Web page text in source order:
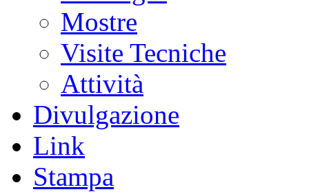
Mostre
Visite Tecniche
Attività
Divulgazione
Link
Stampa